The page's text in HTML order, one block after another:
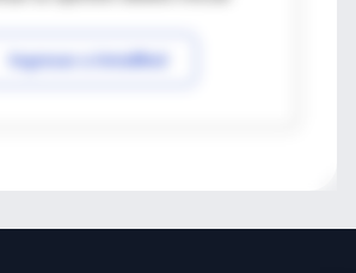
Ingresar a IntraMed